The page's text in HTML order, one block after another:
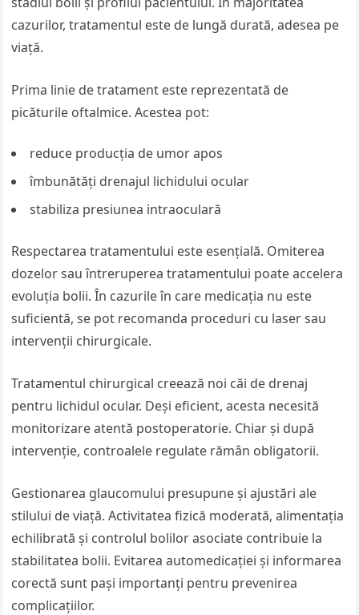
cazurilor, tratamentul este de lungă durată, adesea pe
viață.
Prima linie de tratament este reprezentată de
picăturile oftalmice. Acestea pot:
reduce producția de umor apos
îmbunătăți drenajul lichidului ocular
stabiliza presiunea intraoculară
Respectarea tratamentului este esențială. Omiterea
dozelor sau întreruperea tratamentului poate accelera
evoluția bolii. În cazurile în care medicația nu este
suficientă, se pot recomanda proceduri cu laser sau
intervenții chirurgicale.
Tratamentul chirurgical creează noi căi de drenaj
pentru lichidul ocular. Deși eficient, acesta necesită
monitorizare atentă postoperatorie. Chiar și după
intervenție, controalele regulate rămân obligatorii.
Gestionarea glaucomului presupune și ajustări ale
stilului de viață. Activitatea fizică moderată, alimentația
echilibrată și controlul bolilor asociate contribuie la
stabilitatea bolii. Evitarea automedicației și informarea
corectă sunt pași importanți pentru prevenirea
complicațiilor.